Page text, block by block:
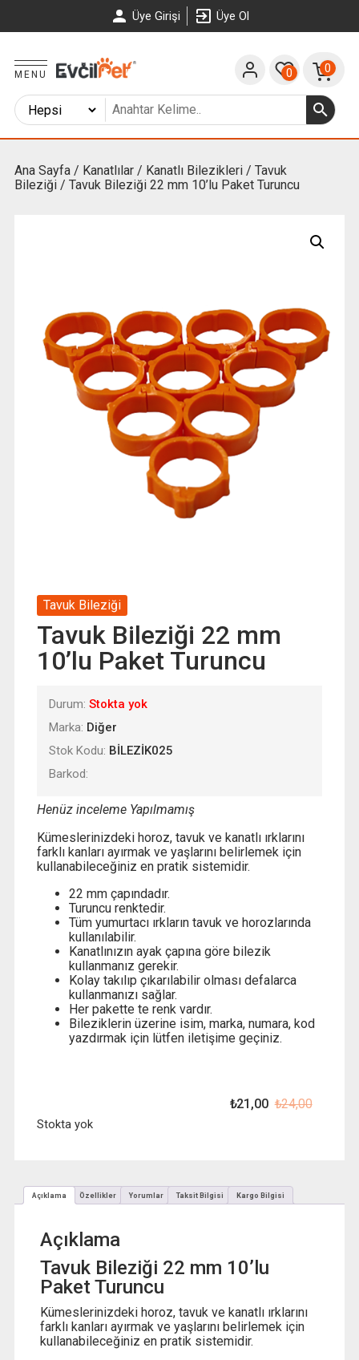
Üye Girişi Üye Ol
MENU 0 0
Ana Sayfa/ Kanatlılar/ Kanatlı Bilezikleri/ Tavuk
Bileziği/ Tavuk Bileziği 22 mm 10’lu Paket Turuncu
Tavuk Bileziği
Tavuk Bileziği 22 mm
10’lu Paket Turuncu
Durum: Stokta yok
Marka: Diğer
Stok Kodu: BİLEZİK025
Barkod:
Henüz inceleme Yapılmamış
Kümeslerinizdeki horoz, tavuk ve kanatlı ırklarını
farklı kanları ayırmak ve yaşlarını belirlemek için
kullanabileceğiniz en pratik sistemidir.
22 mm çapındadır.
Turuncu renktedir.
Tüm yumurtacı ırkların tavuk ve horozlarında
kullanılabilir.
Kanatlınızın ayak çapına göre bilezik
kullanmanız gerekir.
Kolay takılıp çıkarılabilir olması defalarca
kullanmanızı sağlar.
Her pakette te renk vardır.
Bileziklerin üzerine isim, marka, numara, kod
yazdırmak için lütfen iletişime geçiniz.
₺24,00
₺21,00
Stokta yok
Açıklama Özellikler Yorumlar Taksit Bilgisi Kargo Bilgisi
Açıklama
Tavuk Bileziği 22 mm 10’lu
Paket Turuncu
Kümeslerinizdeki horoz, tavuk ve kanatlı ırklarını
farklı kanları ayırmak ve yaşlarını belirlemek için
kullanabileceğiniz en pratik sistemidir.